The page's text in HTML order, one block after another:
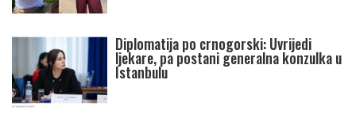
Diplomatija po crnogorski: Uvrijedi
ljekare, pa postani generalna konzulka u
Istanbulu